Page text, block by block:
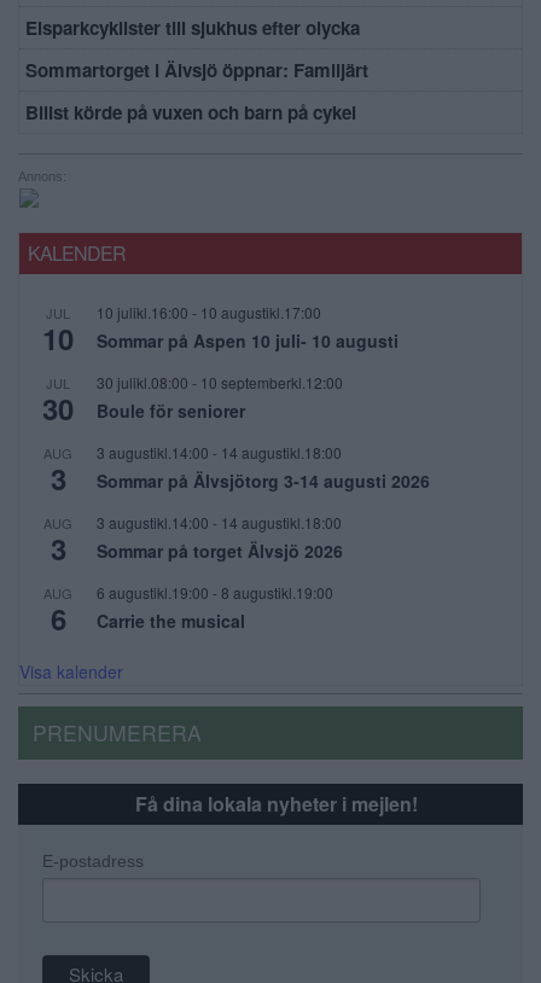
Elsparkcyklister till sjukhus efter olycka
Sommartorget i Älvsjö öppnar: Familjärt
Bilist körde på vuxen och barn på cykel
Annons:
KALENDER
JUL
10
10 julikl.16:00 - 10 augustikl.17:00
Sommar på Aspen 10 juli- 10 augusti
JUL
30
30 julikl.08:00 - 10 septemberkl.12:00
Boule för seniorer
AUG
3
3 augustikl.14:00 - 14 augustikl.18:00
Sommar på Älvsjötorg 3-14 augusti 2026
AUG
3
3 augustikl.14:00 - 14 augustikl.18:00
Sommar på torget Älvsjö 2026
AUG
6
6 augustikl.19:00 - 8 augustikl.19:00
Carrie the musical
Visa kalender
PRENUMERERA
Få dina lokala nyheter i mejlen!
E-postadress